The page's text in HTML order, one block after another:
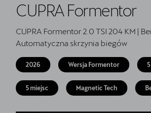
Jazda próbna CUPRĄ
CUPRA For Business
Akcesoria CUPRA
Finansowanie
5 lat gwarancji
CUPRA Formentor
CUPRA Formentor 2.0 TSI 204 KM |
Automatyczna skrzynia biegów
2026 Wersja Formentor
5 miejsc Magnetic Tech